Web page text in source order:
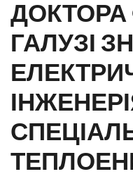
ДОКТОРА
ГАЛУЗІ